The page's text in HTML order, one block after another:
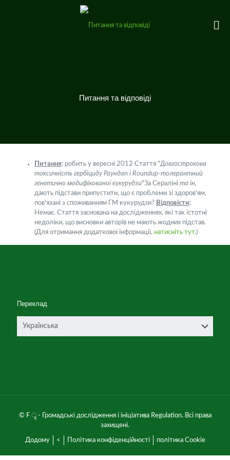
Питання та відповіді
Питання: робить у вересні 2012 Стаття "Довгострокова
токсичність гербіциду Раундап і Roundup-толерантний
генетично модифікованої кукурудзи"За Сераліні та ін,
дають підстави припустити, що є проблеми зі здоров'ям,
пов'язані з споживанням ГМ кукурудзи? Відповісти:
Немає. Стаття заснована на дослідженнях, які так істотні
недоліки, що висновки авторів не мають жодних підстав.
(Для отримання додаткової інформації, натисніть тут.)
Переклад
© F ॄ - Громадські дослідження і ініціатива Regulation. Всі права
захищені.
Додому < Політика конфіденційності політика Cookie